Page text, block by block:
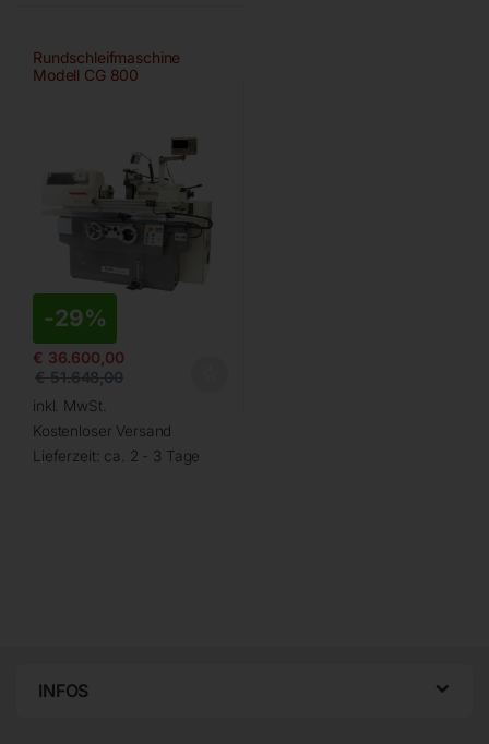
Rundschleifmaschine
Modell CG 800
-29%
€ 36.600,00
€51.648,00
inkl. MwSt.
Kostenloser Versand
Lieferzeit: ca. 2 - 3 Tage
INFOS